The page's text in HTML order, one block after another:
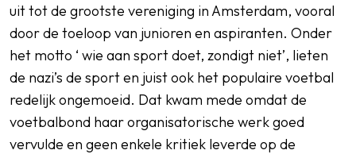
uit tot de grootste vereniging in Amsterdam, vooral
door de toeloop van junioren en aspiranten. Onder
het motto ‘ wie aan sport doet, zondigt niet’, lieten
de nazi’s de sport en juist ook het populaire voetbal
redelijk ongemoeid. Dat kwam mede omdat de
voetbalbond haar organisatorische werk goed
vervulde en geen enkele kritiek leverde op de